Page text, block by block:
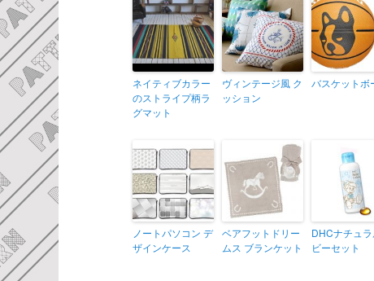
ネイティブカラー
のストライプ柄ラ
グマット
ヴィンテージ風 ク
ッション
バスケットボ
ノートパソコン デ
ザインケース
ベアフットドリー
ムス ブランケット
DHCナチュ
ビーセット